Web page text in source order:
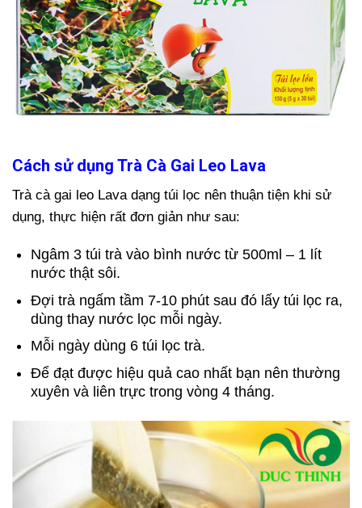
Cách sử dụng Trà Cà Gai Leo Lava
Trà cà gai leo Lava dạng túi lọc nên thuận tiện khi sử
dụng, thực hiện rất đơn giản như sau:
Ngâm 3 túi trà vào bình nước từ 500ml – 1 lít
nước thật sôi.
Đợi trà ngấm tầm 7-10 phút sau đó lấy túi lọc ra,
dùng thay nước lọc mỗi ngày.
Mỗi ngày dùng 6 túi lọc trà.
Để đạt được hiệu quả cao nhất bạn nên thường
xuyên và liên trực trong vòng 4 tháng.